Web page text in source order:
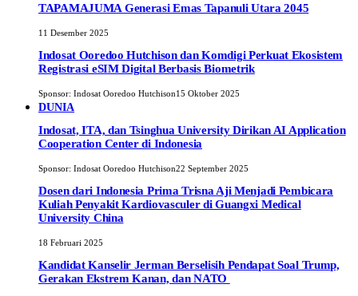
TAPAMAJUMA Generasi Emas Tapanuli Utara 2045
11 Desember 2025
Indosat Ooredoo Hutchison dan Komdigi Perkuat Ekosistem
Registrasi eSIM Digital Berbasis Biometrik
Sponsor: Indosat Ooredoo Hutchison15 Oktober 2025
DUNIA
Indosat, ITA, dan Tsinghua University Dirikan AI Application
Cooperation Center di Indonesia
Sponsor: Indosat Ooredoo Hutchison22 September 2025
Dosen dari Indonesia Prima Trisna Aji Menjadi Pembicara
Kuliah Penyakit Kardiovasculer di Guangxi Medical
University China
18 Februari 2025
Kandidat Kanselir Jerman Berselisih Pendapat Soal Trump,
Gerakan Ekstrem Kanan, dan NATO